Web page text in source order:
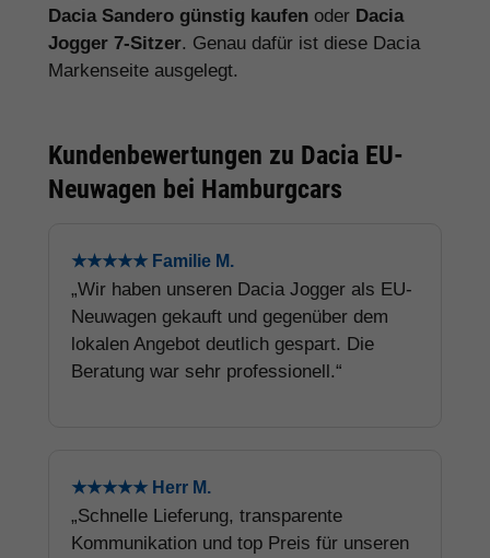
Dacia Sandero günstig kaufen oder Dacia
Jogger 7-Sitzer. Genau dafür ist diese Dacia
Markenseite ausgelegt.
Kundenbewertungen zu Dacia EU-
Neuwagen bei Hamburgcars
★★★★★ Familie M.
„Wir haben unseren Dacia Jogger als EU-
Neuwagen gekauft und gegenüber dem
lokalen Angebot deutlich gespart. Die
Beratung war sehr professionell.“
★★★★★ Herr M.
„Schnelle Lieferung, transparente
Kommunikation und top Preis für unseren